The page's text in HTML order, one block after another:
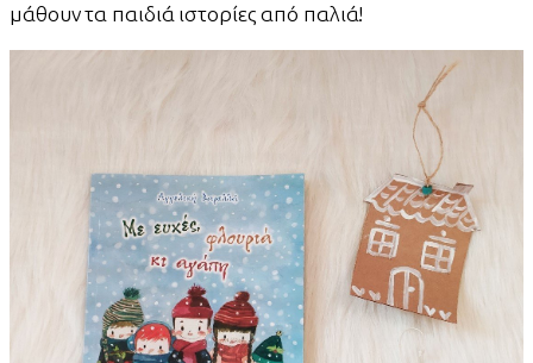
μάθουν τα παιδιά ιστορίες από παλιά!